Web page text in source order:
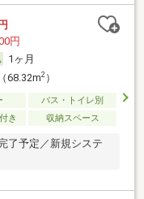
円
1ヶ月
68.32m2）
バス・トイレ別
き 収納スペース
了予定／新規システ